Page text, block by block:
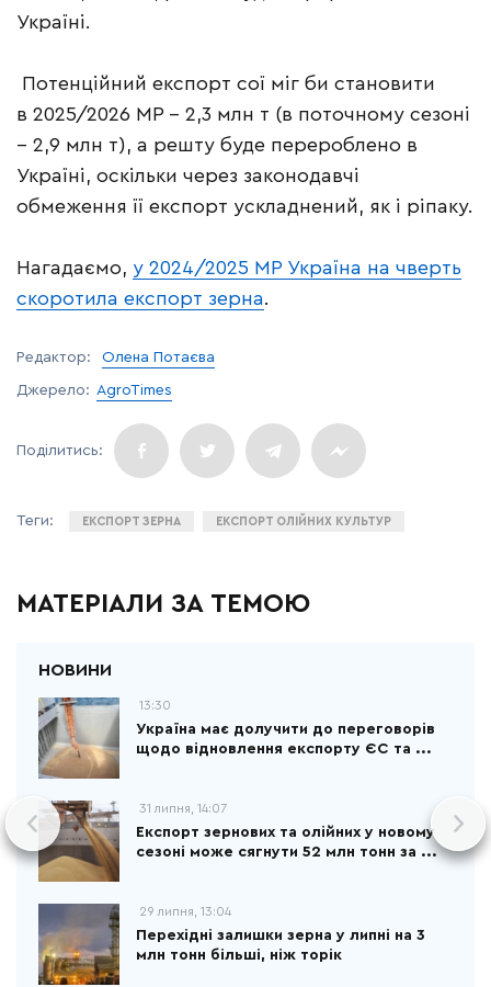
Україні.
Потенційний експорт сої міг би становити
в 2025/2026 МР – 2,3 млн т (в поточному сезоні
– 2,9 млн т), а решту буде перероблено в
Україні, оскільки через законодавчі
обмеження її експорт ускладнений, як і ріпаку.
Нагадаємо, у 2024/2025 МР Україна на чверть
скоротила експорт зерна.
Редактор: Олена Потаєва
Джерело: AgroTimes
ЕКСПОРТ ЗЕРНА ЕКСПОРТ ОЛІЙНИХ КУЛЬТУР
МАТЕРІАЛИ ЗА ТЕМОЮ
13:30
Україна має долучити до переговорів
щодо відновлення експорту ЄС та ...
31 липня, 14:07
Експорт зернових та олійних у новому
сезоні може сягнути 52 млн тонн за ...
29 липня, 13:04
Перехідні залишки зерна у липні на 3
млн тонн більші, ніж торік